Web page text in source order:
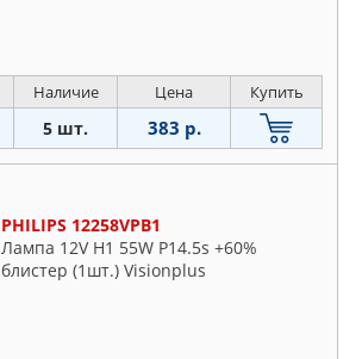
Наличие Цена Купить
5 шт. 383 р.
PHILIPS 12258VPB1
Лампа 12V H1 55W P14.5s +60%
блистер (1шт.) Visionplus